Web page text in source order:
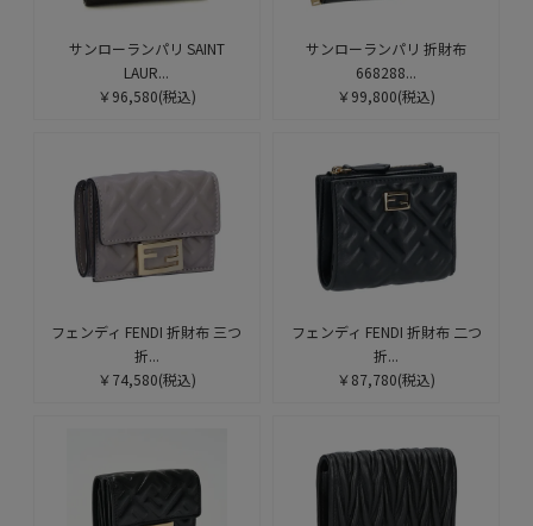
サンローランパリ SAINT
LAUR...
￥96,580(税込)
サンローランパリ 折財布
668288...
￥99,800(税込)
フェンディ FENDI 折財布 三つ
折...
￥74,580(税込)
フェンディ FENDI 折財布 二つ
折...
￥87,780(税込)